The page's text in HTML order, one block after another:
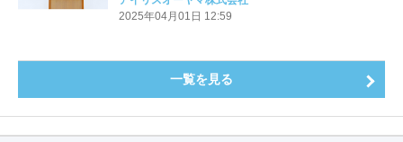
2025年04月01日 12:59
一覧を見る